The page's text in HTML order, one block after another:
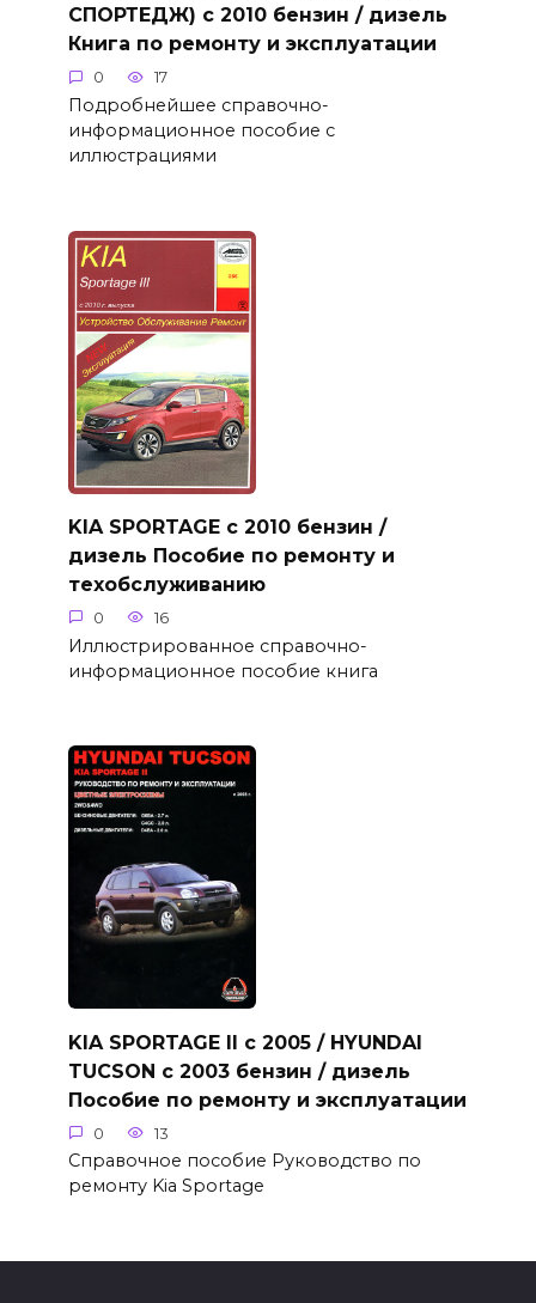
СПОРТЕДЖ) с 2010 бензин / дизель
Книга по ремонту и эксплуатации
0 17
Подробнейшее справочно-
информационное пособие с
иллюстрациями
KIA SPORTAGE с 2010 бензин /
дизель Пособие по ремонту и
техобслуживанию
0 16
Иллюстрированное справочно-
информационное пособие книга
KIA SPORTAGE II с 2005 / HYUNDAI
TUCSON с 2003 бензин / дизель
Пособие по ремонту и эксплуатации
0 13
Справочное пособие Руководство по
ремонту Kia Sportage